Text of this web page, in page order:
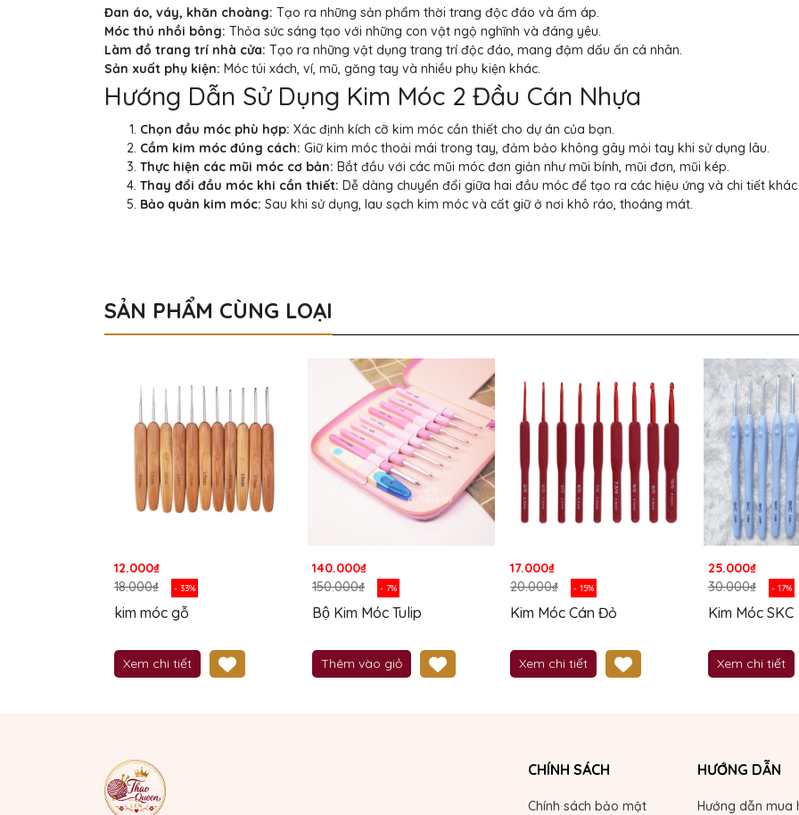
Đan áo, váy, khăn choàng: Tạo ra những sản phẩm thời trang độc đáo và ấm áp.
Móc thú nhồi bông: Thỏa sức sáng tạo với những con vật ngộ nghĩnh và đáng yêu.
Làm đồ trang trí nhà cửa: Tạo ra những vật dụng trang trí độc đáo, mang đậm dấu ấn cá nhân.
Sản xuất phụ kiện: Móc túi xách, ví, mũ, găng tay và nhiều phụ kiện khác.
Hướng Dẫn Sử Dụng Kim Móc 2 Đầu Cán Nhựa
Chọn đầu móc phù hợp: Xác định kích cỡ kim móc cần thiết cho dự án của bạn.
Cầm kim móc đúng cách: Giữ kim móc thoải mái trong tay, đảm bảo không gây mỏi tay khi sử dụng lâu.
Thực hiện các mũi móc cơ bản: Bắt đầu với các mũi móc đơn giản như mũi bính, mũi đơn, mũi kép.
Thay đổi đầu móc khi cần thiết: Dễ dàng chuyển đổi giữa hai đầu móc để tạo ra các hiệu ứng và chi tiết khác
Bảo quản kim móc: Sau khi sử dụng, lau sạch kim móc và cất giữ ở nơi khô ráo, thoáng mát.
SẢN PHẨM CÙNG LOẠI
12.000₫
18.000₫
- 33%
kim móc gỗ
Xem chi tiết
140.000₫
150.000₫
- 7%
Bộ Kim Móc Tulip
Thêm vào giỏ
17.000₫
20.000₫
- 15%
Kim Móc Cán Đỏ
Xem chi tiết
25.000₫
30.000₫
- 17%
Kim Móc SKC
Xem chi tiết
CHÍNH SÁCH
Chính sách bảo mật
HƯỚNG DẪN
Hướng dẫn mua